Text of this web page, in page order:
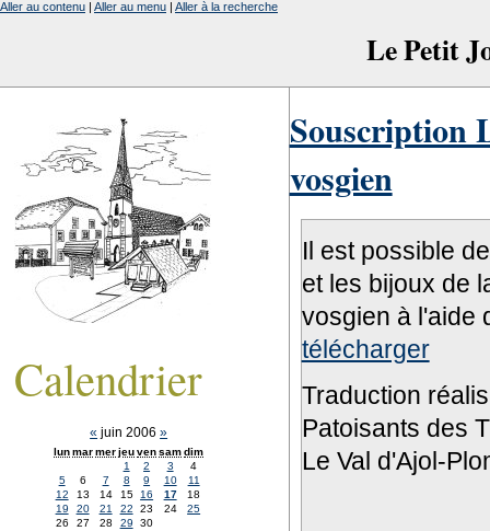
Le Petit
Aller au contenu | Aller au menu | Aller à la recherche
Souscription
vosgien
Il est possible
et les bijoux de
vosgien à l'aide
télécharger
Traduction
Patoisants des
Le Val d'Ajol-
Calendrier
« juin 2006»
lunmarmerjeuvensamdim
1
2 3
4
5
6 7 8 9 10
11
12
13 14 15 16 17
18
19
20 21 22 23 24
25
26
27 28 29 30